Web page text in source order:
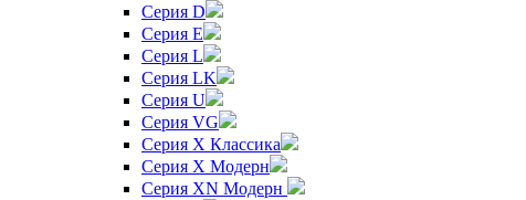
Серия D
Серия E
Серия L
Серия LK
Серия U
Серия VG
Серия X Классика
Серия X Модерн
Серия XN Модерн